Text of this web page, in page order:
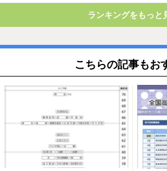
ランキングをもっと
こちらの記事もお